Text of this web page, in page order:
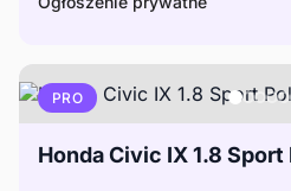
PRO
Honda Civic IX 1.8